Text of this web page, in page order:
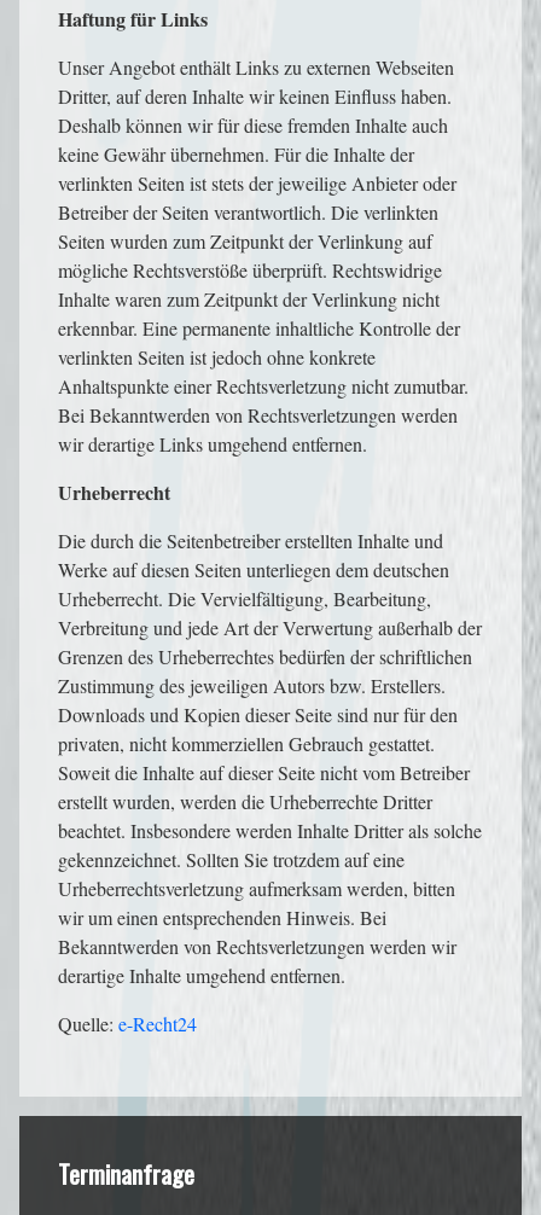
Haftung für Links
Unser Angebot enthält Links zu externen Webseiten
Dritter, auf deren Inhalte wir keinen Einfluss haben.
Deshalb können wir für diese fremden Inhalte auch
keine Gewähr übernehmen. Für die Inhalte der
verlinkten Seiten ist stets der jeweilige Anbieter oder
Betreiber der Seiten verantwortlich. Die verlinkten
Seiten wurden zum Zeitpunkt der Verlinkung auf
mögliche Rechtsverstöße überprüft. Rechtswidrige
Inhalte waren zum Zeitpunkt der Verlinkung nicht
erkennbar. Eine permanente inhaltliche Kontrolle der
verlinkten Seiten ist jedoch ohne konkrete
Anhaltspunkte einer Rechtsverletzung nicht zumutbar.
Bei Bekanntwerden von Rechtsverletzungen werden
wir derartige Links umgehend entfernen.
Urheberrecht
Die durch die Seitenbetreiber erstellten Inhalte und
Werke auf diesen Seiten unterliegen dem deutschen
Urheberrecht. Die Vervielfältigung, Bearbeitung,
Verbreitung und jede Art der Verwertung außerhalb der
Grenzen des Urheberrechtes bedürfen der schriftlichen
Zustimmung des jeweiligen Autors bzw. Erstellers.
Downloads und Kopien dieser Seite sind nur für den
privaten, nicht kommerziellen Gebrauch gestattet.
Soweit die Inhalte auf dieser Seite nicht vom Betreiber
erstellt wurden, werden die Urheberrechte Dritter
beachtet. Insbesondere werden Inhalte Dritter als solche
gekennzeichnet. Sollten Sie trotzdem auf eine
Urheberrechtsverletzung aufmerksam werden, bitten
wir um einen entsprechenden Hinweis. Bei
Bekanntwerden von Rechtsverletzungen werden wir
derartige Inhalte umgehend entfernen.
Quelle: e-Recht24
Sidebar
Terminanfrage